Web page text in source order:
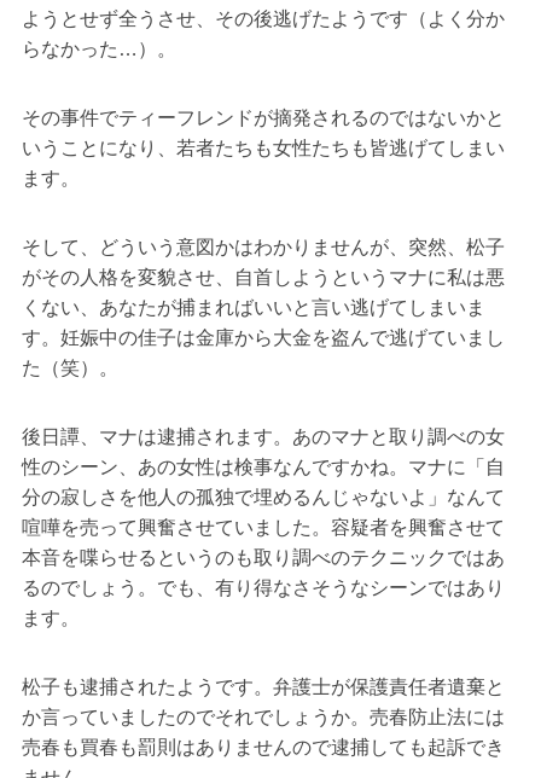
ようとせず全うさせ、その後逃げたようです（よく分か
らなかった…）。
その事件でティーフレンドが摘発されるのではないかと
いうことになり、若者たちも女性たちも皆逃げてしまい
ます。
そして、どういう意図かはわかりませんが、突然、松子
がその人格を変貌させ、自首しようというマナに私は悪
くない、あなたが捕まればいいと言い逃げてしまいま
す。妊娠中の佳子は金庫から大金を盗んで逃げていまし
た（笑）。
後日譚、マナは逮捕されます。あのマナと取り調べの女
性のシーン、あの女性は検事なんですかね。マナに「自
分の寂しさを他人の孤独で埋めるんじゃないよ」なんて
喧嘩を売って興奮させていました。容疑者を興奮させて
本音を喋らせるというのも取り調べのテクニックではあ
るのでしょう。でも、有り得なさそうなシーンではあり
ます。
松子も逮捕されたようです。弁護士が保護責任者遺棄と
か言っていましたのでそれでしょうか。売春防止法には
売春も買春も罰則はありませんので逮捕しても起訴でき